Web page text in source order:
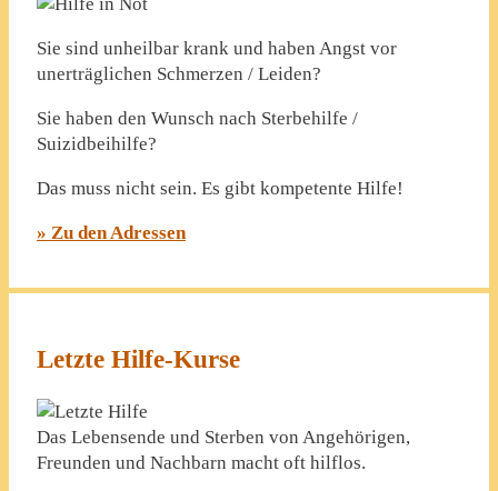
Sie sind unheilbar krank und haben Angst vor
unerträglichen Schmerzen / Leiden?
Sie haben den Wunsch nach Sterbehilfe /
Suizidbeihilfe?
Das muss nicht sein. Es gibt kompetente Hilfe!
» Zu den Adressen
Letzte Hilfe-Kurse
Das Lebensende und Sterben von Angehörigen,
Freunden und Nachbarn macht oft hilflos.